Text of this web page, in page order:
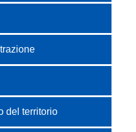
del territorio